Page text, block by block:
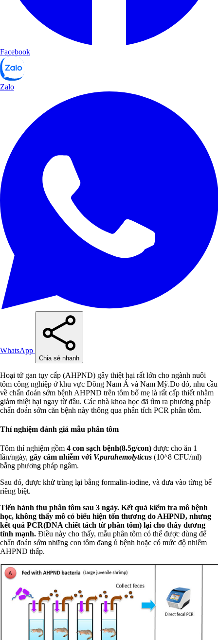
Facebook
Zalo
WhatsApp
Chia sẻ nhanh
Hoại tử gan tụy cấp (AHPND) gây thiệt hại rất lớn cho ngành nuôi
tôm công nghiệp ở khu vực Đông Nam Á và Nam Mỹ.Do đó, nhu cầu
về chẩn đoán sớm bệnh AHPND trên tôm bố mẹ là rất cấp thiết nhằm
giảm thiệt hại ngay từ đầu. Các nhà khoa học đã tìm ra phương pháp
chẩn đoán sớm căn bệnh này thông qua phân tích PCR phân tôm.
Thí nghiệm đánh giá mẫu phân tôm
Tôm thí nghiệm gồm 4 con sạch bệnh(8.5g/con) được cho ăn 1
lần/ngày, gây cảm nhiễm với V.parahemolyticus (10^8 CFU/ml)
bằng phương pháp ngâm.
Sau đó, được khử trùng lại bằng formalin-iodine, và đưa vào từng bể
riêng biệt.
Tiến hành thu phân tôm sau 3 ngày. Kết quả kiểm tra mô bệnh
học, không thấy mô có biểu hiện tổn thương do AHPND, nhưng
kết quả PCR(DNA chiết tách từ phân tôm) lại cho thấy dương
tính mạnh. Điều này cho thấy, mẫu phân tôm có thể được dùng để
chẩn đoán sớm những con tôm đang ủ bệnh hoặc có mức độ nhiễm
AHPND thấp.